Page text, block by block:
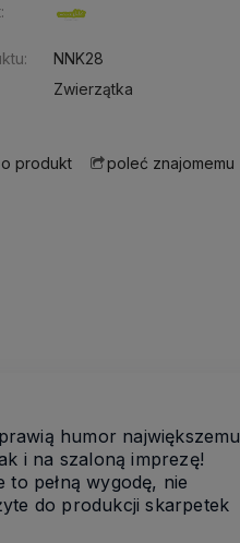
NNK28
Zwierzątka
produkt poleć znajomemu
humor największemu
i na szaloną imprezę!
to pełną wygodę, nie
do produkcji skarpetek